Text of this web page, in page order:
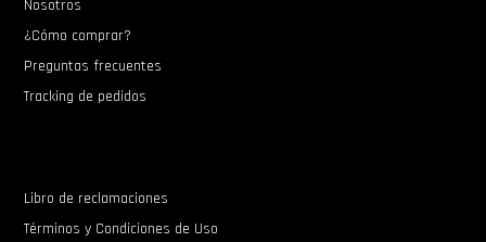
Nosotros
¿Cómo comprar?
Preguntas frecuentes
Tracking de pedidos
Libro de reclamaciones
Términos y Condiciones de Uso